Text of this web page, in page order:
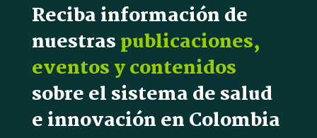
Reciba información de
nuestraspublicaciones,
eventos y contenidos
sobre el sistema de salud
e innovación en Colombia